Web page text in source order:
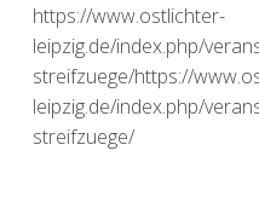
https://www.ostlichter-
leipzig.de/index.php/
streifzuege/https://
leipzig.de/index.php/
streifzuege/